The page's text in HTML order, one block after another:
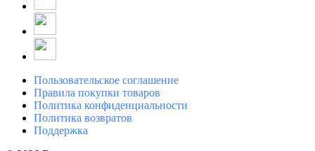
Пользовательское соглашение
Правила покупки товаров
Политика конфиденциальности
Политика возвратов
Поддержка